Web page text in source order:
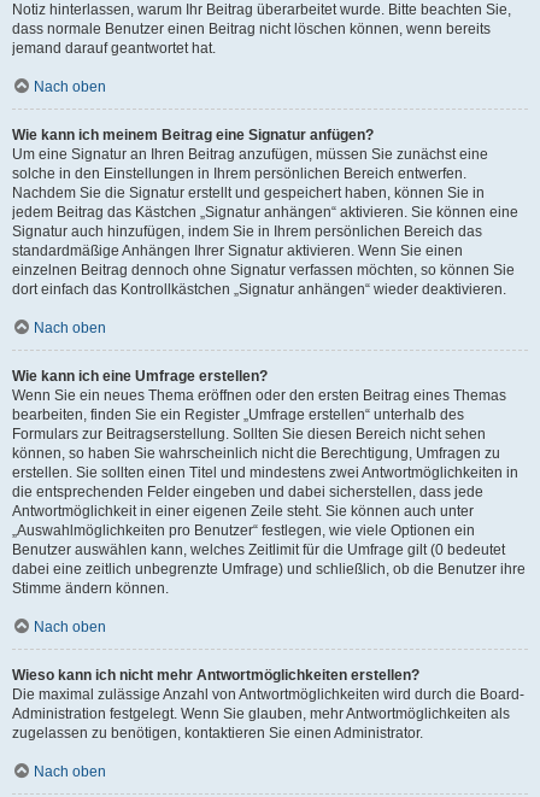
Notiz hinterlassen, warum Ihr Beitrag überarbeitet wurde. Bitte beachten Sie,
dass normale Benutzer einen Beitrag nicht löschen können, wenn bereits
jemand darauf geantwortet hat.
Nach oben
Wie kann ich meinem Beitrag eine Signatur anfügen?
Um eine Signatur an Ihren Beitrag anzufügen, müssen Sie zunächst eine
solche in den Einstellungen in Ihrem persönlichen Bereich entwerfen.
Nachdem Sie die Signatur erstellt und gespeichert haben, können Sie in
jedem Beitrag das Kästchen „Signatur anhängen“ aktivieren. Sie können eine
Signatur auch hinzufügen, indem Sie in Ihrem persönlichen Bereich das
standardmäßige Anhängen Ihrer Signatur aktivieren. Wenn Sie einen
einzelnen Beitrag dennoch ohne Signatur verfassen möchten, so können Sie
dort einfach das Kontrollkästchen „Signatur anhängen“ wieder deaktivieren.
Nach oben
Wie kann ich eine Umfrage erstellen?
Wenn Sie ein neues Thema eröffnen oder den ersten Beitrag eines Themas
bearbeiten, finden Sie ein Register „Umfrage erstellen“ unterhalb des
Formulars zur Beitragserstellung. Sollten Sie diesen Bereich nicht sehen
können, so haben Sie wahrscheinlich nicht die Berechtigung, Umfragen zu
erstellen. Sie sollten einen Titel und mindestens zwei Antwortmöglichkeiten in
die entsprechenden Felder eingeben und dabei sicherstellen, dass jede
Antwortmöglichkeit in einer eigenen Zeile steht. Sie können auch unter
„Auswahlmöglichkeiten pro Benutzer“ festlegen, wie viele Optionen ein
Benutzer auswählen kann, welches Zeitlimit für die Umfrage gilt (0 bedeutet
dabei eine zeitlich unbegrenzte Umfrage) und schließlich, ob die Benutzer ihre
Stimme ändern können.
Nach oben
Wieso kann ich nicht mehr Antwortmöglichkeiten erstellen?
Die maximal zulässige Anzahl von Antwortmöglichkeiten wird durch die Board-
Administration festgelegt. Wenn Sie glauben, mehr Antwortmöglichkeiten als
zugelassen zu benötigen, kontaktieren Sie einen Administrator.
Nach oben